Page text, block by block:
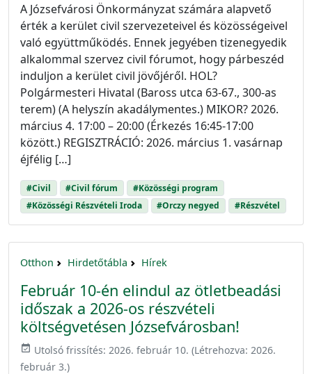
A Józsefvárosi Önkormányzat számára alapvető
érték a kerület civil szervezeteivel és közösségeivel
való együttműködés. Ennek jegyében tizenegyedik
alkalommal szervez civil fórumot, hogy párbeszéd
induljon a kerület civil jövőjéről. HOL?
Polgármesteri Hivatal (Baross utca 63-67., 300-as
terem) (A helyszín akadálymentes.) MIKOR? 2026.
március 4. 17:00 – 20:00 (Érkezés 16:45-17:00
között.) REGISZTRÁCIÓ: 2026. március 1. vasárnap
éjfélig […]
#Civil #Civil fórum
#Közösségi program
#Közösségi Részvételi Iroda
#Orczy negyed #Részvétel
Otthon Hirdetőtábla Hírek
Február 10-én elindul az ötletbeadási
időszak a 2026-os részvételi
költségvetésen Józsefvárosban!
event_available Utolsó frissítés: 2026. február 10. (Létrehozva: 2026.
február 3.)